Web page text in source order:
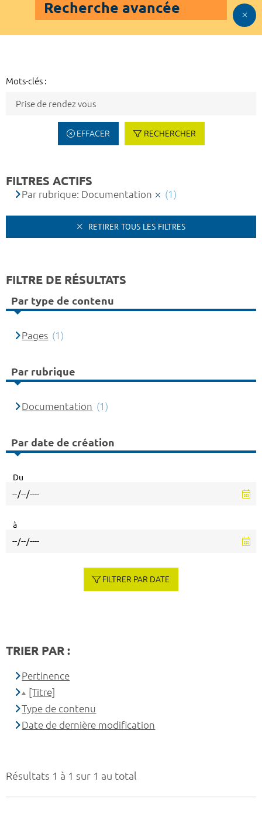
Recherche avancée
Mots-clés :
EFFACER RECHERCHER
Résultats 1 à 1 sur 1 au total
FILTRES ACTIFS
Par rubrique: Documentation (1)
RETIRER TOUS LES FILTRES
FILTRE DE RÉSULTATS
Par type de contenu
Pages (1)
Par rubrique
Documentation (1)
Par date de création
Du
à
FILTRER PAR DATE
TRIER PAR :
Pertinence
[Titre]
Type de contenu
Date de dernière modification